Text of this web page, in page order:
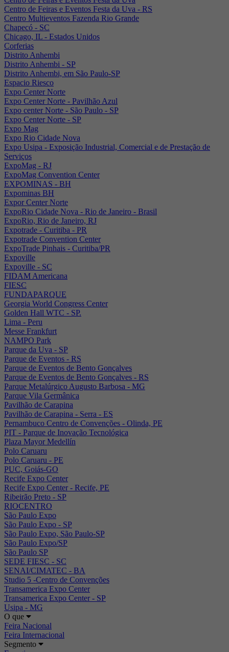
Centro de Feiras e Eventos Festa da Uva - RS
Centro Multieventos Fazenda Rio Grande
Chapecó - SC
Chicago, IL - Estados Unidos
Corferias
Distrito Anhembi
Distrito Anhembi - SP
Distrito Anhembi, em São Paulo-SP
Espacio Riesco
Expo Center Norte
Expo Center Norte - Pavilhão Azul
Expo center Norte - São Paulo - SP
Expo Center Norte - SP
Expo Mag
Expo Rio Cidade Nova
Expo Usipa - Exposição Industrial, Comercial e de Prestação de
Serviços
ExpoMag - RJ
ExpoMag Convention Center
EXPOMINAS - BH
Expominas BH
Expor Center Norte
ExpoRio Cidade Nova - Rio de Janeiro - Brasil
ExpoRio, Rio de Janeiro, RJ
Expotrade - Curitiba - PR
Expotrade Convention Center
ExpoTrade Pinhais - Curitiba/PR
Expoville
Expoville - SC
FIDAM Americana
FIESC
FUNDAPARQUE
Georgia World Congress Center
Golden Hall WTC - SP.
Lima - Peru
Messe Frankfurt
NAMPO Park
Parque da Uva - SP
Parque de Eventos - RS
Parque de Eventos de Bento Gonçalves
Parque de Eventos de Bento Gonçalves - RS
Parque Metalúrgico Augusto Barbosa - MG
Parque Vila Germânica
Pavilhão de Carapina
Pavilhão de Carapina - Serra - ES
Pernambuco Centro de Convenções - Olinda, PE
PIT - Parque de Inovação Tecnológica
Plaza Mayor Medellín
Polo Caruaru
Polo Caruaru - PE
PUC, Goiás-GO
Recife Expo Center
Recife Expo Center - Recife, PE
Ribeirão Preto - SP
RIOCENTRO
São Paulo Expo
São Paulo Expo - SP
São Paulo Expo, São Paulo-SP
São Paulo Expo/SP
São Paulo SP
SEDE FIESC - SC
SENAI/CIMATEC - BA
Studio 5 -Centro de Convenções
Transamerica Expo Center
Transamerica Expo Center - SP
Usipa - MG
O que
Feira Nacional
Feira Internacional
Segmento